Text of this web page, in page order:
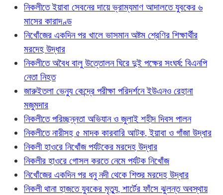
নিকলীতে ইয়াবা সেবনের দায়ে ভ্রাম্যমাণ আদালতে যুবকের ৬
মাসের কারাদণ্ড
নিখোঁজের একদিন পর খালে ভাসমান অষ্টম শ্রেণির শিক্ষার্থীর
মরদেহ উদ্ধার
নিকলীতে অবৈধ বালু উত্তোলন ঘিরে দুই পক্ষের সংঘর্ষ: বিএনপি
নেতা নিহত
জারুইতলা ভেন্যু কেন্দ্রে পরীক্ষা পরিদর্শনে ইউএনও রেহানা
মজুমদার
নিকলীতে পরিচ্ছন্নতা অভিযান ও জুলাই শহীদ দিবস পালন
নিকলীতে নারীসহ ৫ মাদক কারবারি আটক, ইয়াবা ও গাঁজা উদ্ধার
নিকলী হাওরে নিখোঁজ পর্যটকের মরদেহ উদ্ধার
নিকলীর হাওরে গোসল করতে নেমে পর্যটক নিখোঁজ
নিখোঁজের একদিন পর ধনু নদী থেকে শিশুর মরদেহ উদ্ধার
নিকলী থানা হাজতে যুবকের মৃত্যু, শার্টের ফাঁসে ঝুলন্ত অবস্থায়